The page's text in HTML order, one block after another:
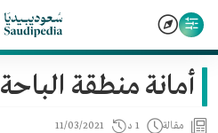
أمانة منطقة الباحة
مقالة 1 د 11/03/2021